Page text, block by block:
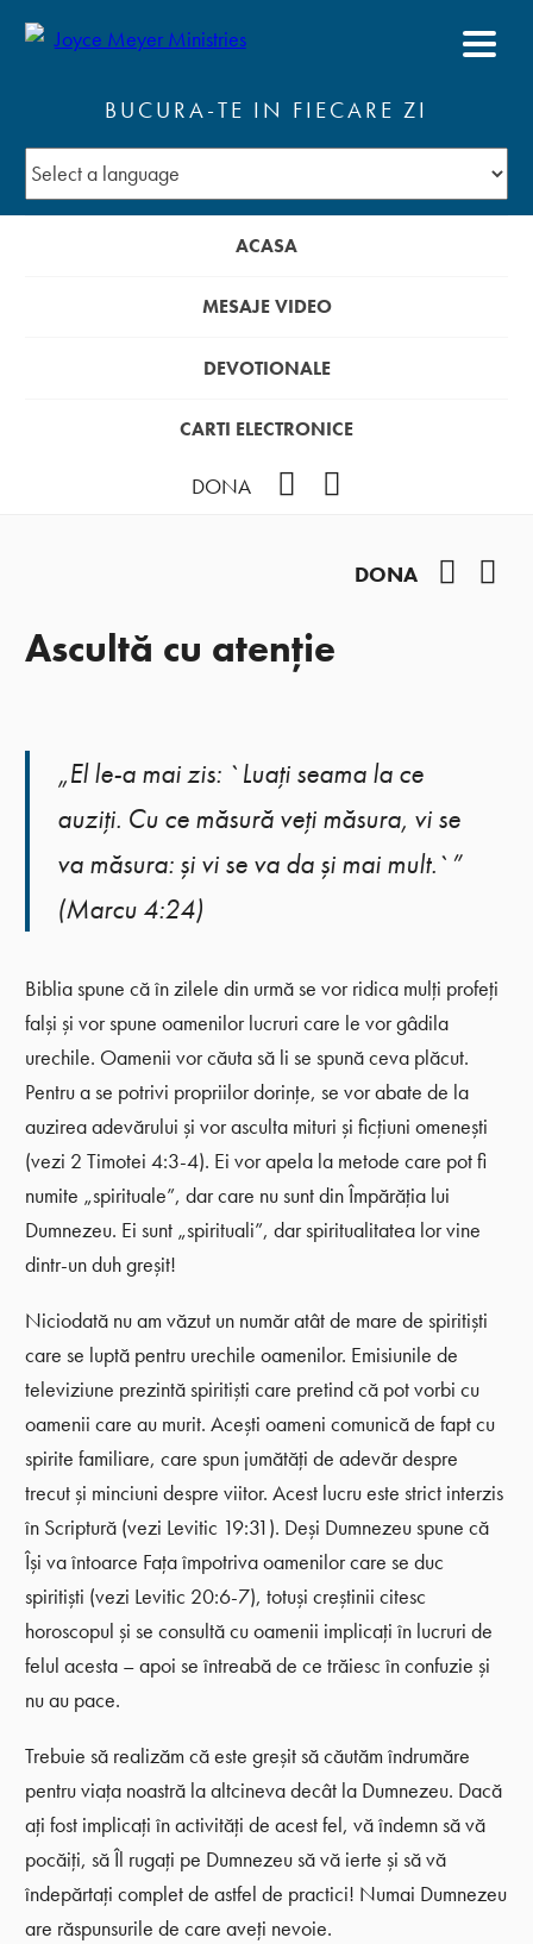
BUCURA-TE IN FIECARE ZI
ACASA
MESAJE VIDEO
DEVOTIONALE
CARTI ELECTRONICE
DONA
DONA
Ascultă cu atenție
„El le-a mai zis: `Luaţi seama la ce
auziţi. Cu ce măsură veţi măsura, vi se
va măsura: şi vi se va da şi mai mult.`”
(Marcu 4:24)
Biblia spune că în zilele din urmă se vor ridica mulți profeți
falși și vor spune oamenilor lucruri care le vor gâdila
urechile. Oamenii vor căuta să li se spună ceva plăcut.
Pentru a se potrivi propriilor dorințe, se vor abate de la
auzirea adevărului și vor asculta mituri și ficțiuni omenești
(vezi 2 Timotei 4:3-4). Ei vor apela la metode care pot fi
numite „spirituale”, dar care nu sunt din Împărăția lui
Dumnezeu. Ei sunt „spirituali”, dar spiritualitatea lor vine
dintr-un duh greșit!
Niciodată nu am văzut un număr atât de mare de spiritiști
care se luptă pentru urechile oamenilor. Emisiunile de
televiziune prezintă spiritiști care pretind că pot vorbi cu
oamenii care au murit. Acești oameni comunică de fapt cu
spirite familiare, care spun jumătăți de adevăr despre
trecut și minciuni despre viitor. Acest lucru este strict interzis
în Scriptură (vezi Levitic 19:31). Deși Dumnezeu spune că
Își va întoarce Fața împotriva oamenilor care se duc
spiritiști (vezi Levitic 20:6-7), totuși creștinii citesc
horoscopul și se consultă cu oamenii implicați în lucruri de
felul acesta – apoi se întreabă de ce trăiesc în confuzie și
nu au pace.
Trebuie să realizăm că este greșit să căutăm îndrumăre
pentru viața noastră la altcineva decât la Dumnezeu. Dacă
ați fost implicați în activități de acest fel, vă îndemn să vă
pocăiți, să Îl rugați pe Dumnezeu să vă ierte și să vă
îndepărtați complet de astfel de practici! Numai Dumnezeu
are răspunsurile de care aveți nevoie.